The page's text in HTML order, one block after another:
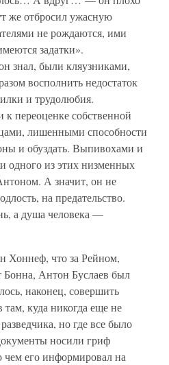
же отбросил ужасную
не рождаются, ими
задатки».
знал, были кляузниками,
восполнить недостаток
и трудолюбия.
переоценке собственной
лишенными способности
и обуздать. Выпивохами и
одного из этих низменных
А значит, он не
на предательство.
а душа человека —
Хоннеф, что за Рейном,
Бонна, Антон Буслаев был
наконец, совершить
куда никогда еще не
но где все было
носили гриф
чем его информировал на